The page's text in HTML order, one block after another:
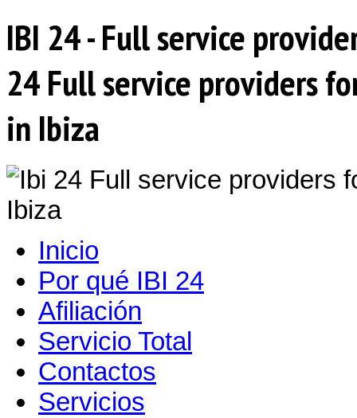
IBI 24 - Full service
24 Full service providers
in Ibiza
Inicio
Por qué IBI 24
Afiliación
Servicio Total
Contactos
Servicios